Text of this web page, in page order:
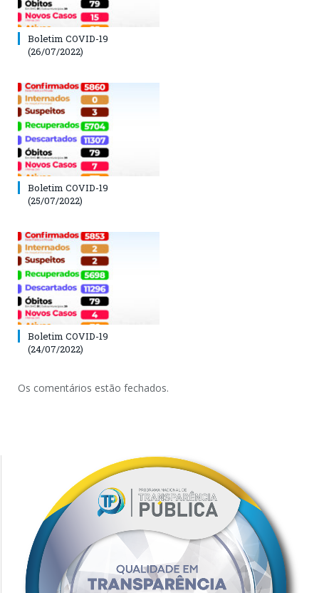
Boletim COVID-19
(26/07/2022)
Boletim COVID-19
(25/07/2022)
Boletim COVID-19
(24/07/2022)
Os comentários estão fechados.